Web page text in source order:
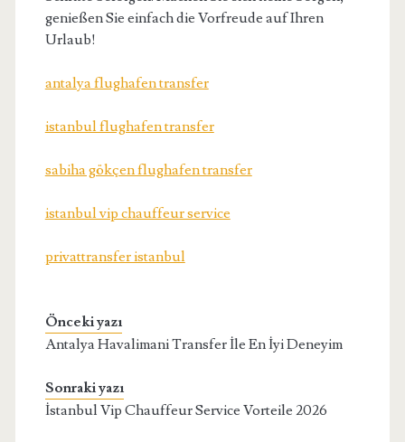
genießen Sie einfach die Vorfreude auf Ihren
Urlaub!
antalya flughafen transfer
istanbul flughafen transfer
sabiha gökçen flughafen transfer
istanbul vip chauffeur service
privattransfer istanbul
Önceki yazı
Antalya Havalimani Transfer İle En İyi Deneyim
Sonraki yazı
İstanbul Vip Chauffeur Service Vorteile 2026